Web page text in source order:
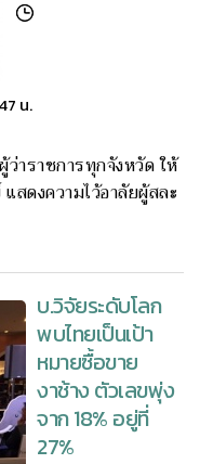
น.
าราชการทุกจังหวัด ให้
สดงความไว้อาลัยผู้สละ
บ.วิจัยระดับโลก
พบไทยเป็นเป้า
หมายซื้อขาย
งาช้าง ตัวเลขพุ่ง
จาก 18% อยู่ที่
27%